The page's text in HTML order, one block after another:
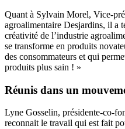
Quant à Sylvain Morel, Vice-
agroalimentaire Desjardins, il a
créativité de l’industrie
se transforme en produits
des consommateurs et qui
produits plus sain ! »
Réunis dans un
Lyne Gosselin, présidente-co-
reconnait le travail qui est fait